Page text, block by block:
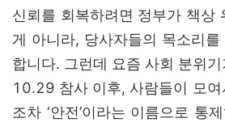
신뢰를 회복하려면 정부가 책상
게 아니라, 당사자들의 목소리
합니다. 그런데 요즘 사회 분위
10.29 참사 이후, 사람들이 모여
조차 ‘안전’이라는 이름으로 통